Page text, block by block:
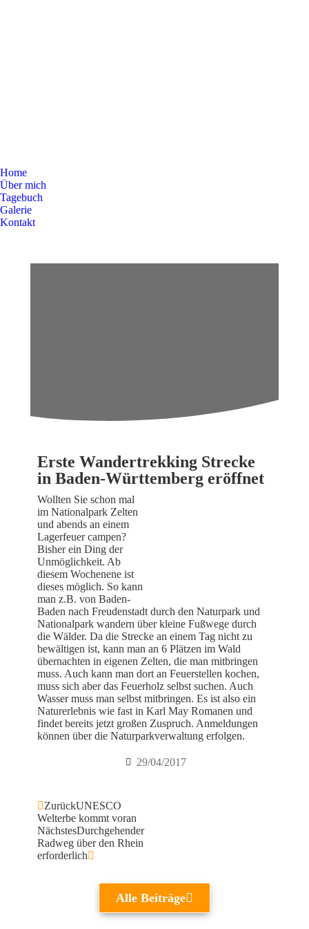
Home
Über mich
Tagebuch
Galerie
Kontakt
Erste Wandertrekking Strecke
in Baden-Württemberg eröffnet
Wollten Sie schon mal
im Nationalpark Zelten
und abends an einem
Lagerfeuer campen?
Bisher ein Ding der
Unmöglichkeit. Ab
diesem Wochenene ist
dieses möglich. So kann
man z.B. von Baden-
Baden nach Freudenstadt durch den Naturpark und
Nationalpark wandern über kleine Fußwege durch
die Wälder. Da die Strecke an einem Tag nicht zu
bewältigen ist, kann man an 6 Plätzen im Wald
übernachten in eigenen Zelten, die man mitbringen
muss. Auch kann man dort an Feuerstellen kochen,
muss sich aber das Feuerholz selbst suchen. Auch
Wasser muss man selbst mitbringen. Es ist also ein
Naturerlebnis wie fast in Karl May Romanen und
findet bereits jetzt großen Zuspruch. Anmeldungen
können über die Naturparkverwaltung erfolgen.
29/04/2017
ZurückUNESCO
Welterbe kommt voran
NächstesDurchgehender
Radweg über den Rhein
erforderlich
Alle Beiträge